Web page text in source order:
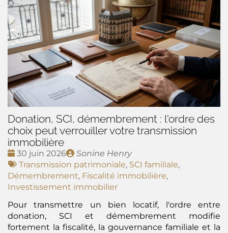
Donation, SCI, démembrement : l'ordre des
choix peut verrouiller votre transmission
immobilière
Date
:
30 juin 2026
Publié
par
Sonine Henry
Tags
:
Transmission patrimoniale, SCI familiale,
Démembrement, Fiscalité immobilière,
Investissement immobilier
Pour transmettre un bien locatif, l'ordre entre
donation, SCI et démembrement modifie
fortement la fiscalité, la gouvernance familiale et la